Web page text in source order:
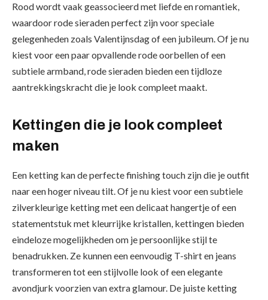
Rood wordt vaak geassocieerd met liefde en romantiek,
waardoor rode sieraden perfect zijn voor speciale
gelegenheden zoals Valentijnsdag of een jubileum. Of je nu
kiest voor een paar opvallende rode oorbellen of een
subtiele armband, rode sieraden bieden een tijdloze
aantrekkingskracht die je look compleet maakt.
Kettingen die je look compleet
maken
Een ketting kan de perfecte finishing touch zijn die je outfit
naar een hoger niveau tilt. Of je nu kiest voor een subtiele
zilverkleurige ketting met een delicaat hangertje of een
statementstuk met kleurrijke kristallen, kettingen bieden
eindeloze mogelijkheden om je persoonlijke stijl te
benadrukken. Ze kunnen een eenvoudig T-shirt en jeans
transformeren tot een stijlvolle look of een elegante
avondjurk voorzien van extra glamour. De juiste ketting